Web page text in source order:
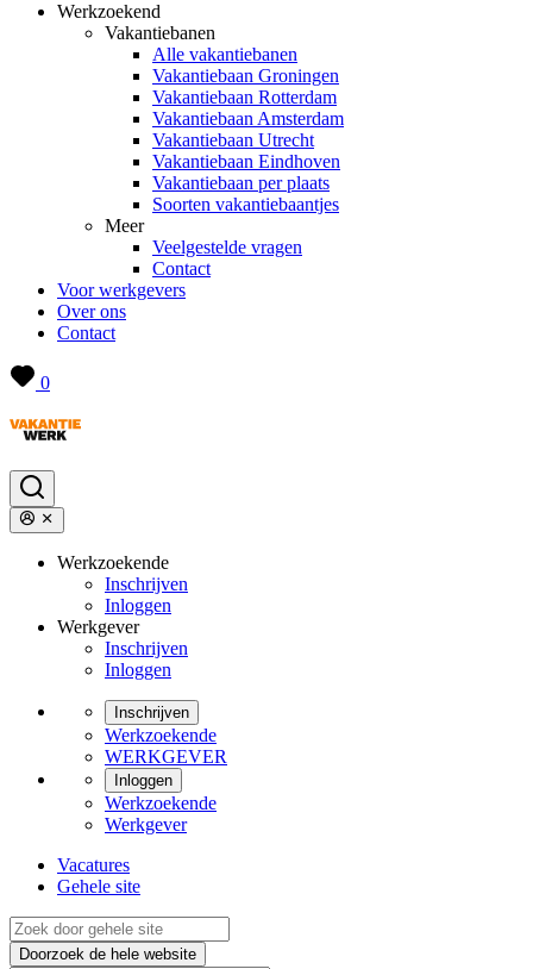
Werkzoekend
Vakantiebanen
Alle vakantiebanen
Vakantiebaan Groningen
Vakantiebaan Rotterdam
Vakantiebaan Amsterdam
Vakantiebaan Utrecht
Vakantiebaan Eindhoven
Vakantiebaan per plaats
Soorten vakantiebaantjes
Meer
Veelgestelde vragen
Contact
Voor werkgevers
Over ons
Contact
0
Werkzoekende
Inschrijven
Inloggen
Werkgever
Inschrijven
Inloggen
Inschrijven
Werkzoekende
WERKGEVER
Inloggen
Werkzoekende
Werkgever
Vacatures
Gehele site